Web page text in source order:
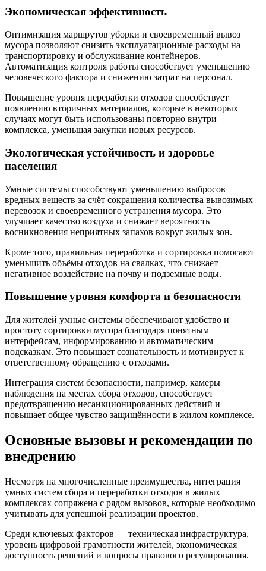
Экономическая эффективность
Оптимизация маршрутов уборки и своевременный вывоз
мусора позволяют снизить эксплуатационные расходы на
транспортировку и обслуживание контейнеров.
Автоматизация контроля работы способствует уменьшению
человеческого фактора и снижению затрат на персонал.
Повышение уровня переработки отходов способствует
появлению вторичных материалов, которые в некоторых
случаях могут быть использованы повторно внутри
комплекса, уменьшая закупки новых ресурсов.
Экологическая устойчивость и здоровье
населения
Умные системы способствуют уменьшению выбросов
вредных веществ за счёт сокращения количества вывозимых
перевозок и своевременного устранения мусора. Это
улучшает качество воздуха и снижает вероятность
воcникновения неприятных запахов вокруг жилых зон.
Кроме того, правильная переработка и сортировка помогают
уменьшить объёмы отходов на свалках, что снижает
негативное воздействие на почву и подземные воды.
Повышение уровня комфорта и безопасности
Для жителей умные системы обеспечивают удобство и
простоту сортировки мусора благодаря понятным
интерфейсам, информированию и автоматическим
подсказкам. Это повышает сознательность и мотивирует к
ответственному обращению с отходами.
Интеграция систем безопасности, например, камеры
наблюдения на местах сбора отходов, способствует
предотвращению несанкционированных действий и
повышает общее чувство защищённости в жилом комплексе.
Основные вызовы и рекомендации по
внедрению
Несмотря на многочисленные преимущества, интеграция
умных систем сбора и переработки отходов в жилых
комплексах сопряжена с рядом вызовов, которые необходимо
учитывать для успешной реализации проектов.
Среди ключевых факторов — техническая инфраструктура,
уровень цифровой грамотности жителей, экономическая
доступность решений и вопросы правового регулирования.